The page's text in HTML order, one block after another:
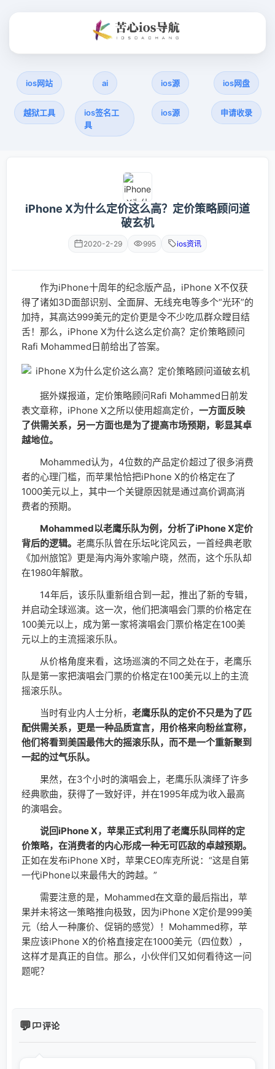
ios网站 ai ios源 ios网盘
越狱工具
ios签名工
具
ios源 申请收录
iPhone X为什么定价这么高？定价策略顾问道
破玄机
2020-2-29 995 ios资讯
作为iPhone十周年的纪念版产品，iPhone X不仅获
得了诸如3D面部识别、全面屏、无线充电等多个“光环”的
加持，其高达999美元的定价更是令不少吃瓜群众瞠目结
舌！那么，iPhone X为什么这么定价高？定价策略顾问
Rafi Mohammed日前给出了答案。
据外媒报道，定价策略顾问Rafi Mohammed日前发
表文章称，iPhone X之所以使用超高定价， 一方面反映
了供需关系，另一方面也是为了提高市场预期，彰显其卓
越地位。
Mohammed认为，4位数的产品定价超过了很多消费
者的心理门槛，而苹果恰恰把iPhone X的价格定在了
1000美元以上，其中一个关键原因就是通过高价调高消
费者的预期。
Mohammed以老鹰乐队为例，分析了iPhone X定价
背后的逻辑。 老鹰乐队曾在乐坛叱诧风云，一首经典老歌
《加州旅馆》更是海内海外家喻户晓，然而，这个乐队却
在1980年解散。
14年后，该乐队重新组合到一起，推出了新的专辑，
并启动全球巡演。这一次，他们把演唱会门票的价格定在
100美元以上，成为第一家将演唱会门票价格定在100美
元以上的主流摇滚乐队。
从价格角度来看，这场巡演的不同之处在于，老鹰乐
队是第一家把演唱会门票的价格定在100美元以上的主流
摇滚乐队。
当时有业内人士分析， 老鹰乐队的定价不只是为了匹
配供需关系，更是一种品质宣言，用价格来向粉丝宣称，
他们将看到美国最伟大的摇滚乐队，而不是一个重新聚到
一起的过气乐队。
果然，在3个小时的演唱会上，老鹰乐队演绎了许多
经典歌曲，获得了一致好评，并在1995年成为收入最高
的演唱会。
说回iPhone X，苹果正式利用了老鹰乐队同样的定
价策略，在消费者的内心形成一种无可匹敌的卓越预期。
正如在发布iPhone X时，苹果CEO库克所说：“这是自第
一代iPhone以来最伟大的跨越。”
需要注意的是，Mohammed在文章的最后指出，苹
果并未将这一策略推向极致，因为iPhone X定价是999美
元（给人一种廉价、促销的感觉）！Mohammed称，苹
果应该iPhone X的价格直接定在1000美元（四位数），
这样才是真正的自信。那么，小伙伴们又如何看待这一问
题呢？
评论